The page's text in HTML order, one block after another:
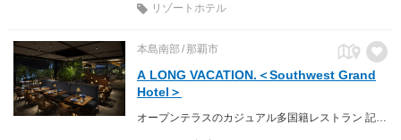
リゾートホテル
本島南部 那覇市
A LONG VACATION.＜Southwest Grand
Hotel＞
オープンテラスのカジュアル多国籍レストラン 記念日にもピッタリ 大切な人たちと素敵なお時間を